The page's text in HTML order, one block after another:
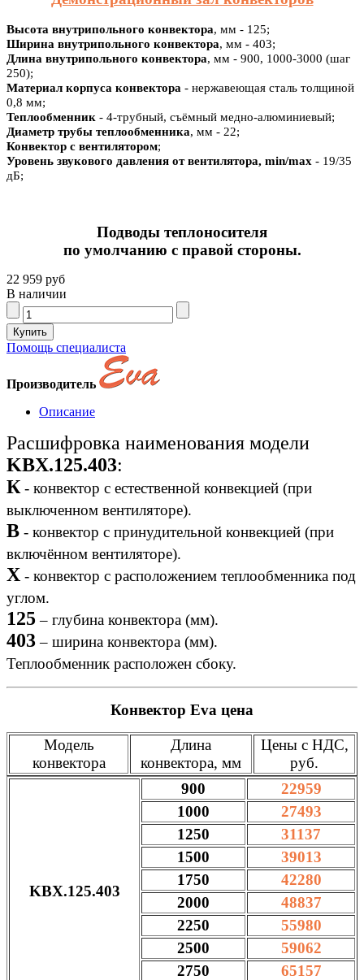
Высота внутрипольного конвектора, мм - 125;
Ширина внутрипольного конвектора, мм - 403;
Длина внутрипольного конвектора, мм - 900, 1000-3000 (шаг
250);
Материал корпуса конвектора - нержавеющая сталь толщиной
0,8 мм;
Теплообменник - 4-трубный, съёмный медно-алюминиевый;
Диаметр трубы теплообменника, мм - 22;
Конвектор с вентилятором;
Уровень звукового давления от вентилятора, min/max - 19/35
дБ;
Подводы теплоносителя
по умолчанию с правой стороны.
22 959 руб
В наличии
Помощь специалиста
Производитель
Описание
Расшифровка наименования модели
KBX.125.403:
К - конвектор с естественной конвекцией (при
выключенном вентиляторе).
B - конвектор с принудительной конвекцией (при
включённом вентиляторе).
X - конвектор с расположением теплообменника под
углом.
125– глубина конвектора (мм).
403– ширина конвектора (мм).
Теплообменник расположен сбоку.
Конвектор Eva цена
Модель
конвектора
Длина
конвектора, мм
Цены с НДС,
руб.
KBX.125.403
900
22959
1000
27493
1250
31137
1500
39013
1750
42280
2000
48837
2250
55980
2500
59062
2750
65157